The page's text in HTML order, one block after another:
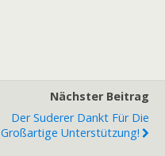
Nächster Beitrag
Der Suderer Dankt Für Die
Großartige Unterstützung!